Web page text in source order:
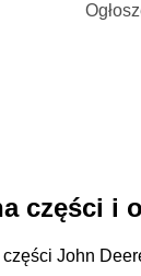
części i
John